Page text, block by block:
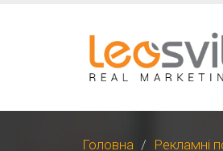
Головна Рекламні